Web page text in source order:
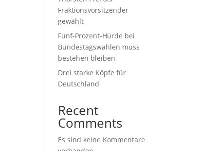
Fraktionsvorsitzender
gewählt
Fünf-Prozent-Hürde bei
Bundestagswahlen muss
bestehen bleiben
Drei starke Köpfe für
Deutschland
Recent
Comments
Es sind keine Kommentare